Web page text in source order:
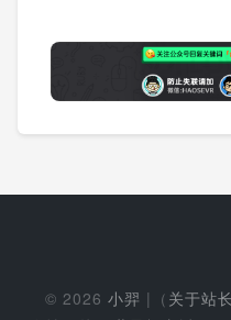
© 2026 小羿 |（ 关于站长